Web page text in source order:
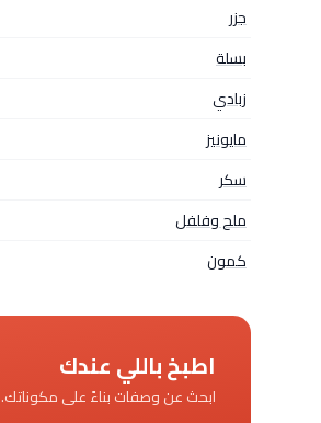
جزر
بسلة
زبادي
مايونيز
سكر
ملح وفلفل
كمون
اطبخ باللي عندك
ابحث عن وصفات بناءً على مكوناتك.